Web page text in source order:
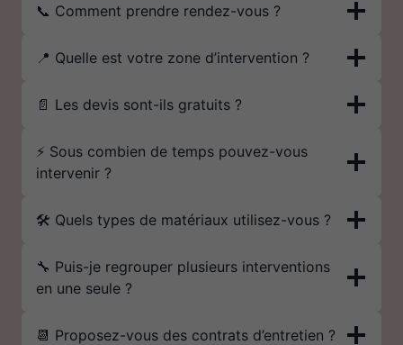
📞 Comment prendre rendez-vous ?
📍 Quelle est votre zone d’intervention ?
📄 Les devis sont-ils gratuits ?
⚡ Sous combien de temps pouvez-vous
intervenir ?
🛠️ Quels types de matériaux utilisez-vous ?
🔧 Puis-je regrouper plusieurs interventions
en une seule ?
📆 Proposez-vous des contrats d’entretien ?